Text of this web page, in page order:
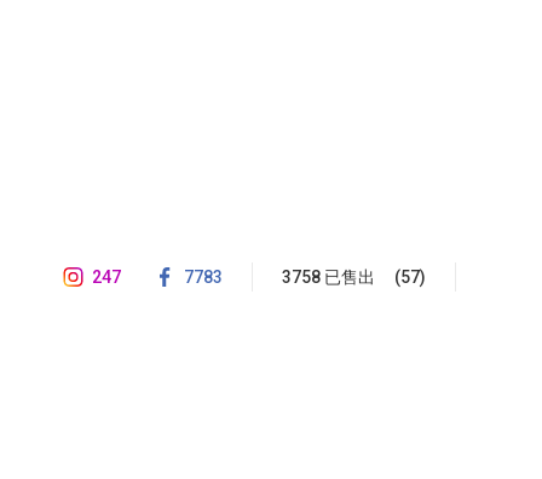
247 7783 3758 已售出 (57)